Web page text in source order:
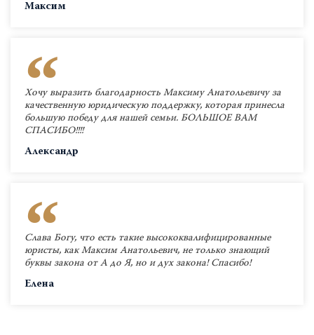
Максим
Хочу выразить благодарность Максиму Анатольевичу за
качественную юридическую поддержку, которая принесла
большую победу для нашей семьи. БОЛЬШОЕ ВАМ
СПАСИБО!!!!
Александр
Слава Богу, что есть такие высококвалифицированные
юристы, как Максим Анатольевич, не только знающий
буквы закона от А до Я, но и дух закона! Спасибо!
Елена